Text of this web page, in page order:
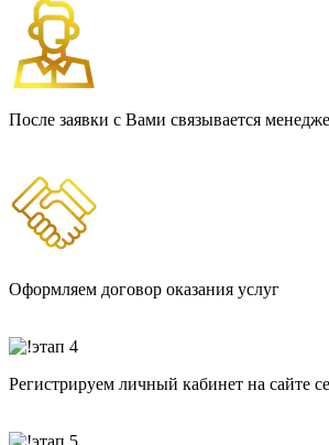
После заявки с Вами связывается
Оформляем договор оказания услуг
Регистрируем личный кабинет на сайте